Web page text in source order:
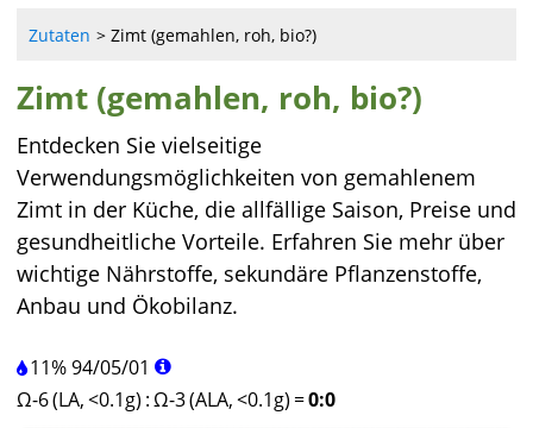
Zutaten Zimt (gemahlen, roh, bio?)
Zimt (gemahlen, roh, bio?)
Entdecken Sie vielseitige
Verwendungsmöglichkeiten von gemahlenem
Zimt in der Küche, die allfällige Saison, Preise und
gesundheitliche Vorteile. Erfahren Sie mehr über
wichtige Nährstoffe, sekundäre Pflanzenstoffe,
Anbau und Ökobilanz.
11%94/05/01
Ω-6 (LA, <0.1g) :Ω-3 (ALA, <0.1g) =0:0